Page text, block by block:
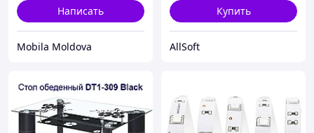
Написать
Mobila Moldova
Купить
AllSoft